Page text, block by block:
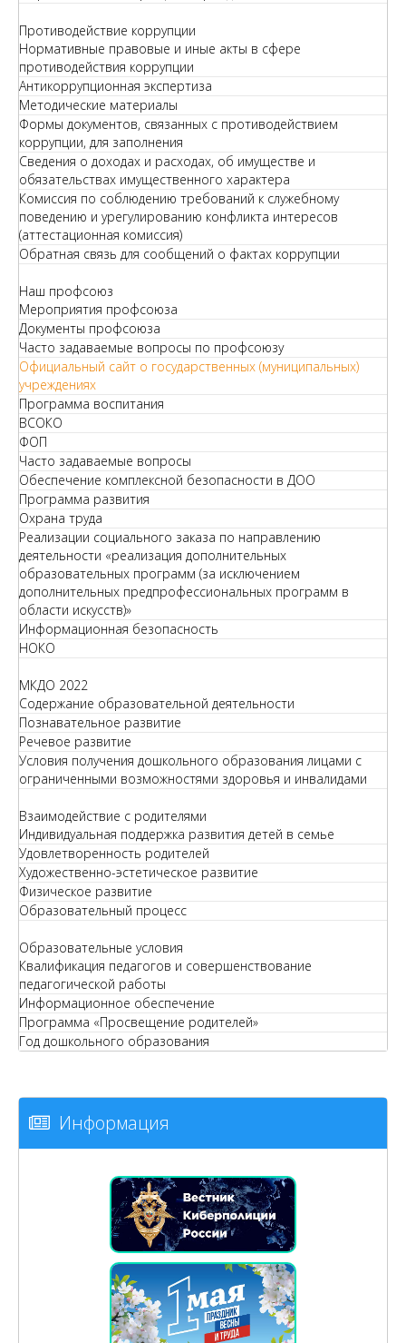
Противодействие коррупции
Нормативные правовые и иные акты в сфере
противодействия коррупции
Антикоррупционная экспертиза
Методические материалы
Формы документов, связанных с противодействием
коррупции, для заполнения
Сведения о доходах и расходах, об имуществе и
обязательствах имущественного характера
Комиссия по соблюдению требований к служебному
поведению и урегулированию конфликта интересов
(аттестационная комиссия)
Обратная связь для сообщений о фактах коррупции
Наш профсоюз
Мероприятия профсоюза
Документы профсоюза
Часто задаваемые вопросы по профсоюзу
Официальный сайт о государственных (муниципальных)
учреждениях
Программа воспитания
ВСОКО
ФОП
Часто задаваемые вопросы
Обеспечение комплексной безопасности в ДОО
Программа развития
Охрана труда
Реализации социального заказа по направлению
деятельности «реализация дополнительных
образовательных программ (за исключением
дополнительных предпрофессиональных программ в
области искусств)»
Информационная безопасность
НОКО
МКДО 2022
Содержание образовательной деятельности
Познавательное развитие
Речевое развитие
Условия получения дошкольного образования лицами с
ограниченными возможностями здоровья и инвалидами
Взаимодействие с родителями
Индивидуальная поддержка развития детей в семье
Удовлетворенность родителей
Художественно-эстетическое развитие
Физическое развитие
Образовательный процесс
Образовательные условия
Квалификация педагогов и совершенствование
педагогической работы
Информационное обеспечение
Программа «Просвещение родителей»
Год дошкольного образования
Информация